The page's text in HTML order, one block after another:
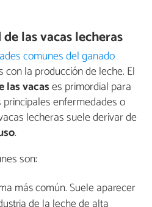
las vacas lecheras
comunes del ganado
la producción de leche. El
las vacases primordial para
enfermedades o
lecheras suele derivar de
.
son:
más común. Suele aparecer